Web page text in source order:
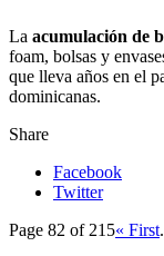
La acumulación de
foam, bolsas y
que lleva años en el
dominicanas.
Share
Facebook
Twitter
Page 82 of 215« First